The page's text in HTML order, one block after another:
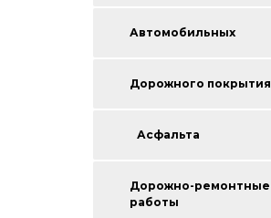
Автомобильных
Дорожного покрытия
Асфальта
Дорожно-ремонтные
работы